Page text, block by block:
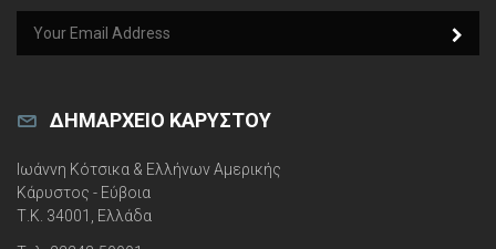
ΔΗΜΑΡΧΕΊΟ ΚΑΡΎΣΤΟΥ
Ιωάννη Κότσικα & Ελλήνων Αμερικής
Κάρυστος - Εύβοια
Τ.Κ. 34001, Ελλάδα